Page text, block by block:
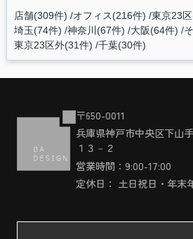
店舗(309件) オフィス(216件) 東京23
埼玉(74件) 神奈川(67件) 大阪(64件)
東京23区外(31件) 千葉(30件)
〒650-0011
兵庫県神戸市中央区下山
１３－２
営業時間：9:00-17:00
定休日： 土日祝日・年末